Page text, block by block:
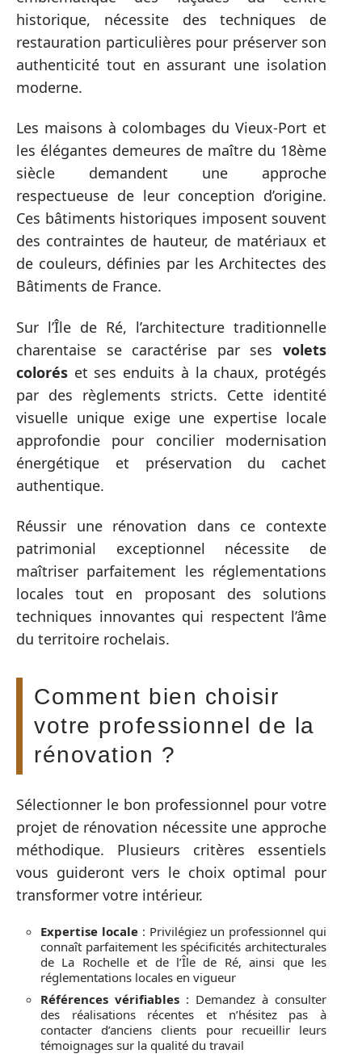
historique, nécessite des techniques de
restauration particulières pour préserver son
authenticité tout en assurant une isolation
moderne.
Les maisons à colombages du Vieux-Port et
les élégantes demeures de maître du 18ème
siècle demandent une approche
respectueuse de leur conception d’origine.
Ces bâtiments historiques imposent souvent
des contraintes de hauteur, de matériaux et
de couleurs, définies par les Architectes des
Bâtiments de France.
Sur l’Île de Ré, l’architecture traditionnelle
charentaise se caractérise par ses volets
colorés et ses enduits à la chaux, protégés
par des règlements stricts. Cette identité
visuelle unique exige une expertise locale
approfondie pour concilier modernisation
énergétique et préservation du cachet
authentique.
Réussir une rénovation dans ce contexte
patrimonial exceptionnel nécessite de
maîtriser parfaitement les réglementations
locales tout en proposant des solutions
techniques innovantes qui respectent l’âme
du territoire rochelais.
Comment bien choisir
votre professionnel de la
rénovation ?
Sélectionner le bon professionnel pour votre
projet de rénovation nécessite une approche
méthodique. Plusieurs critères essentiels
vous guideront vers le choix optimal pour
transformer votre intérieur.
Expertise locale: Privilégiez un professionnel qui
connaît parfaitement les spécificités architecturales
de La Rochelle et de l’Île de Ré, ainsi que les
réglementations locales en vigueur
Références vérifiables : Demandez à consulter
des réalisations récentes et n’hésitez pas à
contacter d’anciens clients pour recueillir leurs
témoignages sur la qualité du travail